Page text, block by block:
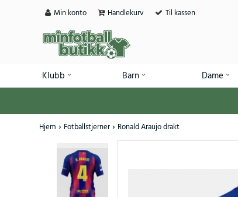
Min konto Handlekurv Til kassen
Klubb Barn Dame
Hjem Fotballstjerner Ronald Araujo drakt